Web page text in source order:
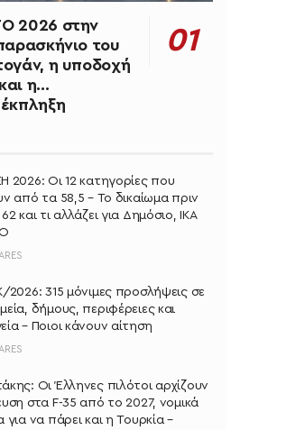
2026 στην
του
η υποδοχή
η…
2026: Οι 12 κατηγορίες που
από τα 58,5 – Το δικαίωμα πριν
και τι αλλάζει για Δημόσιο, ΙΚΑ
2026: 315 μόνιμες προσλήψεις σε
δήμους, περιφέρειες και
– Ποιοι κάνουν αίτηση
Oι Έλληνες πιλότοι αρχίζουν
στα F-35 από το 2027, νομικά
για να πάρει και η Τουρκία –